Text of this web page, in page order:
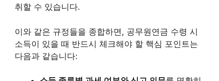
취할 수 있습니다.
이와 같은 규정들을 종합하면, 공무원연금 수령 시
소득이 있을 때 반드시 체크해야 할 핵심 포인트는
다음과 같습니다: